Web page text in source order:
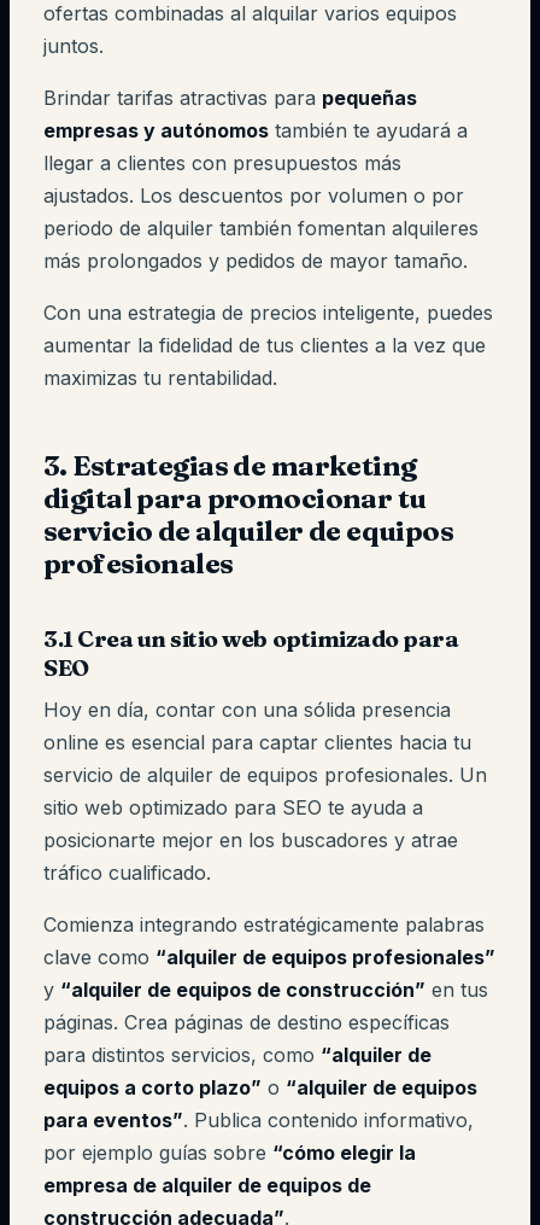
ofertas combinadas al alquilar varios equipos
juntos.
Brindar tarifas atractivas para pequeñas
empresas y autónomos también te ayudará a
llegar a clientes con presupuestos más
ajustados. Los descuentos por volumen o por
periodo de alquiler también fomentan alquileres
más prolongados y pedidos de mayor tamaño.
Con una estrategia de precios inteligente, puedes
aumentar la fidelidad de tus clientes a la vez que
maximizas tu rentabilidad.
3. Estrategias de marketing
digital para promocionar tu
servicio de alquiler de equipos
profesionales
3.1 Crea un sitio web optimizado para
SEO
Hoy en día, contar con una sólida presencia
online es esencial para captar clientes hacia tu
servicio de alquiler de equipos profesionales. Un
sitio web optimizado para SEO te ayuda a
posicionarte mejor en los buscadores y atrae
tráfico cualificado.
Comienza integrando estratégicamente palabras
clave como “alquiler de equipos profesionales”
y “alquiler de equipos de construcción” en tus
páginas. Crea páginas de destino específicas
para distintos servicios, como “alquiler de
equipos a corto plazo” o “alquiler de equipos
para eventos”. Publica contenido informativo,
por ejemplo guías sobre “cómo elegir la
empresa de alquiler de equipos de
construcción adecuada”.